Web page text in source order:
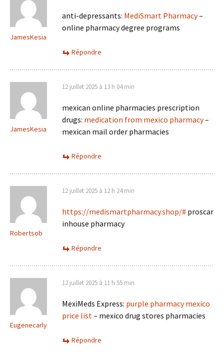
JamesKesia
anti-depressants: MediSmart Pharmacy–
online pharmacy degree programs
Répondre
JamesKesia
12 juillet 2025 à 13 h 04 min
mexican online pharmacies prescription
drugs: medication from mexico pharmacy–
mexican mail order pharmacies
Répondre
Robertsob
12 juillet 2025 à 12 h 24 min
https://medismartpharmacy.shop/# proscar
inhouse pharmacy
Répondre
Eugenecarly
12 juillet 2025 à 11 h 55 min
MexiMeds Express: purple pharmacy mexico
price list– mexico drug stores pharmacies
Répondre